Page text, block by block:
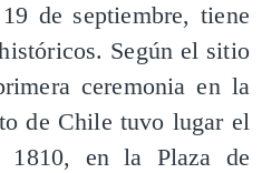
de septiembre, tiene
Según el sitio
ceremonia en la
de Chile tuvo lugar el
1810, en la Plaza de